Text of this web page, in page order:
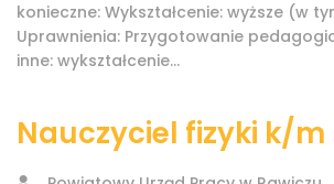
konieczne: Wykształcenie: wyższe (w
Uprawnienia: Przygotowanie
inne: wykształcenie...
Nauczyciel fizyki k/m